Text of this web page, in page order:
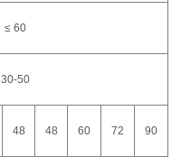
≤ 60
30-50
48 48 60 72 90